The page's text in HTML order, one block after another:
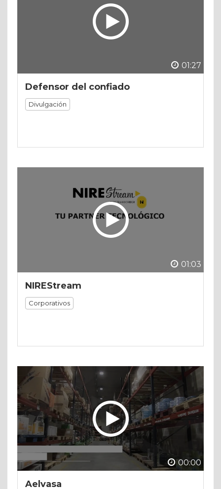
01:27
Defensor del confiado
Divulgación
01:03
NIREStream
Corporativos
00:00
Aelvasa